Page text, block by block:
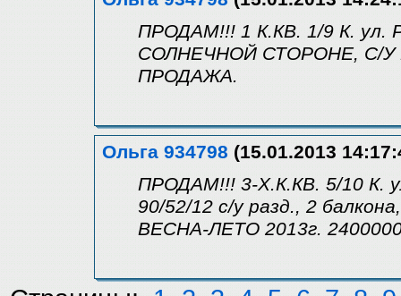
ПРОДАМ!!! 1 К.КВ. 1/9 К. ул.
СОЛНЕЧНОЙ СТОРОНЕ, С/У
ПРОДАЖА.
Ольга 934798 (15.01.2013
ПРОДАМ!!! 3-Х.К.КВ. 5/10 К.
90/52/12 с/у разд., 2
ВЕСНА-ЛЕТО 2013г.